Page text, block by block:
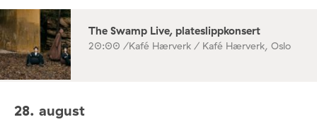
The Swamp Live, plateslippkonsert
20:00 /Kafé Hærverk / Kafé Hærverk, Oslo
28. august